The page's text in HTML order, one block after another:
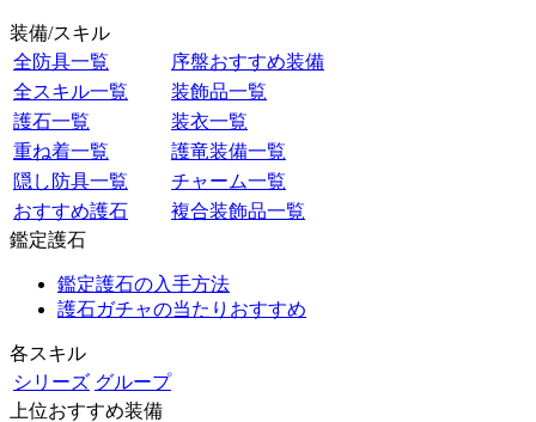
装備/スキル
全防具一覧
序盤おすすめ装備
全スキル一覧
装飾品一覧
護石一覧
装衣一覧
重ね着一覧
護竜装備一覧
隠し防具一覧
チャーム一覧
おすすめ護石
複合装飾品一覧
鑑定護石
鑑定護石の入手方法
護石ガチャの当たりおすすめ
各スキル
シリーズ グループ
上位おすすめ装備